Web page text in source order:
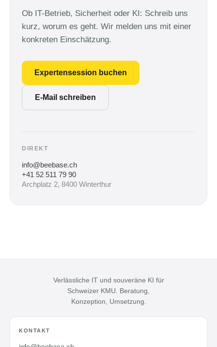
Ob IT-Betrieb, Sicherheit oder KI: Schreib uns
kurz, worum es geht. Wir melden uns mit einer
konkreten Einschätzung.
Expertensession buchen
E-Mail schreiben
DIREKT
info@beebase.ch
+41 52 511 79 90
Archplatz 2, 8400 Winterthur
Verlässliche IT und souveräne KI für
Schweizer KMU. Beratung,
Konzeption, Umsetzung.
KONTAKT